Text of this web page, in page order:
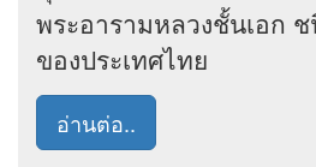
พระอารามหลวงชั้นเอก
ของประเทศไทย
อ่านต่อ..